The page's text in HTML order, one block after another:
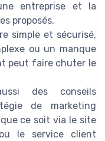
entreprise et la
proposés.
simple et sécurisé,
ou un manque
peut faire chuter le
des conseils
de marketing
ce soit via le site
le service client